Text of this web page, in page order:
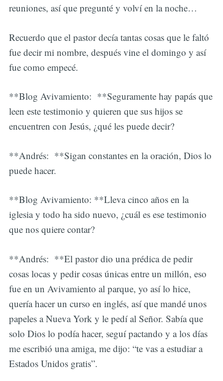
reuniones, así que pregunté y volví en la noche…
Recuerdo que el pastor decía tantas cosas que le faltó
fue decir mi nombre, después vine el domingo y así
fue como empecé.
**Blog Avivamiento: **Seguramente hay papás que
leen este testimonio y quieren que sus hijos se
encuentren con Jesús, ¿qué les puede decir?
**Andrés: **Sigan constantes en la oración, Dios lo
puede hacer.
**Blog Avivamiento: **Lleva cinco años en la
iglesia y todo ha sido nuevo, ¿cuál es ese testimonio
que nos quiere contar?
**Andrés: **El pastor dio una prédica de pedir
cosas locas y pedir cosas únicas entre un millón, eso
fue en un Avivamiento al parque, yo así lo hice,
quería hacer un curso en inglés, así que mandé unos
papeles a Nueva York y le pedí al Señor. Sabía que
solo Dios lo podía hacer, seguí pactando y a los días
me escribió una amiga, me dijo: “te vas a estudiar a
Estados Unidos gratis”.